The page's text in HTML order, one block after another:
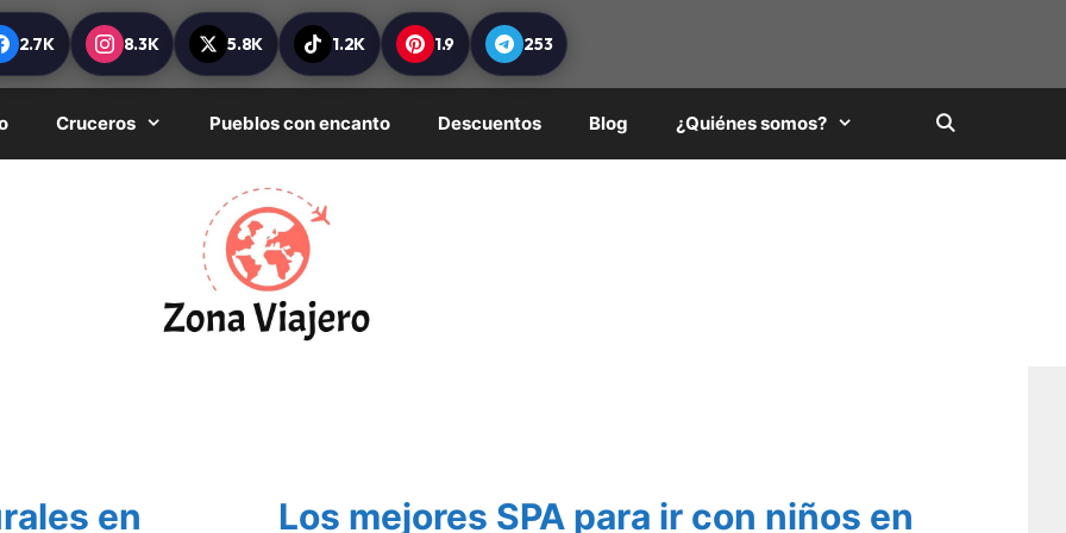
2.7K 8.3K 5.8K 1.2K 1.9 253
Cruceros Pueblos con encanto Descuentos Blog ¿Quiénes somos?
en
Los mejores SPA para ir con niños en